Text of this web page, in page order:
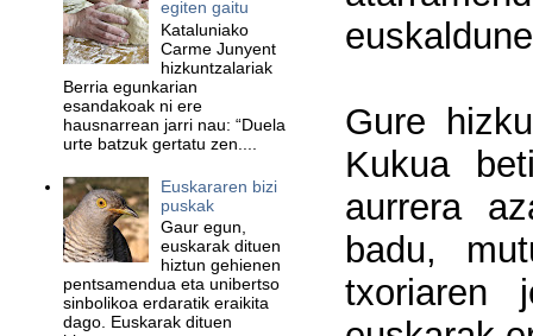
Gure
Kukua
aurrera
badu,
txoriaren
egiten gaitu
Kataluniako
Carme Junyent
hizkuntzalariak
Berria egunkarian
esandakoak ni ere
hausnarrean jarri nau: “Duela
urte batzuk gertatu zen....
Euskararen bizi
puskak
Gaur egun,
euskarak dituen
hiztun gehienen
pentsamendua eta unibertso
sinbolikoa erdaratik eraikita
dago. Euskarak dituen